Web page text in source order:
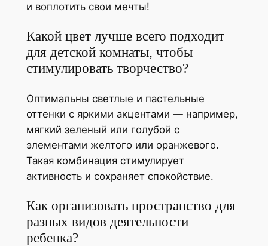
и воплотить свои мечты!
Какой цвет лучше всего подходит
для детской комнаты, чтобы
стимулировать творчество?
Оптимальны светлые и пастельные
оттенки с яркими акцентами — например,
мягкий зеленый или голубой с
элементами желтого или оранжевого.
Такая комбинация стимулирует
активность и сохраняет спокойствие.
Как организовать пространство для
разных видов деятельности
ребенка?